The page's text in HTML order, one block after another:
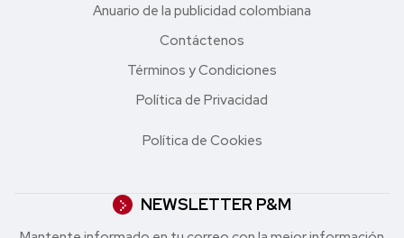
Anuario de la publicidad colombiana
Contáctenos
Términos y Condiciones
Política de Privacidad
Política de Cookies
NEWSLETTER P&M